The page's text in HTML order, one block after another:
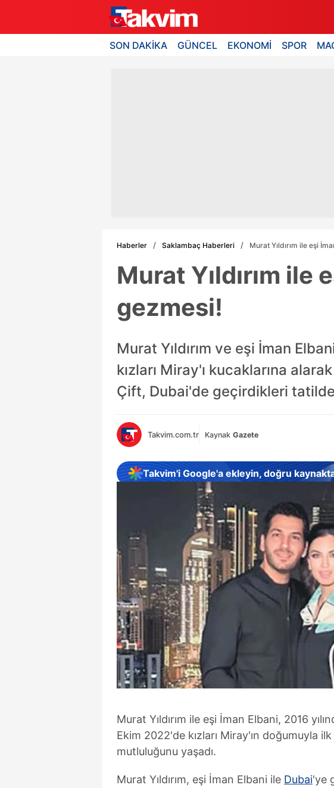
SON DAKİKA GÜNCEL EKONOMİ SPOR
Haberler Saklambaç Haberleri Murat Yıldırım ile eşi
Murat Yıldırım ile
gezmesi!
Murat Yıldırım ve eşi İman
kızları Miray'ı kucaklarına
Çift, Dubai'de geçirdikleri
Takvim.com.tr Kaynak Gazete
Takvim'i Google'a ekleyin, doğru
Murat Yıldırım ile eşi İman Elbani, 2016
Ekim 2022'de kızları Miray'ın doğumuyla
mutluluğunu yaşadı.
Murat Yıldırım, eşi İman Elbani ile Dubai'ye